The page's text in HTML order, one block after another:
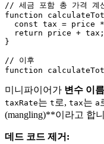
// 세금 포함 총 가격 계
function
const tax = price
  return price + tax;
}
// 이후
미니파이어가 변수 이
taxRate는 t 로, tax는 a
(mangling)**이라고 합
데드 코드 제거: